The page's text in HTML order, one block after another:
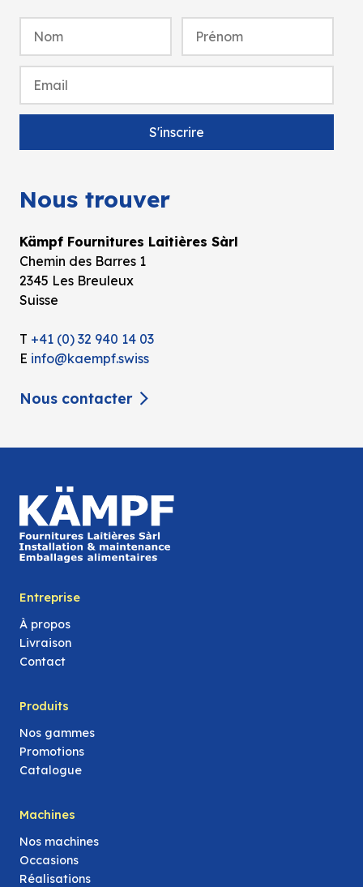
Nous trouver
Kämpf Fournitures Laitières Sàrl
Chemin des Barres 1
2345 Les Breuleux
Suisse
T +41 (0) 32 940 14 03
E info@kaempf.swiss
Nous contacter
Entreprise
À propos
Livraison
Contact
Produits
Nos gammes
Promotions
Catalogue
Machines
Nos machines
Occasions
Réalisations